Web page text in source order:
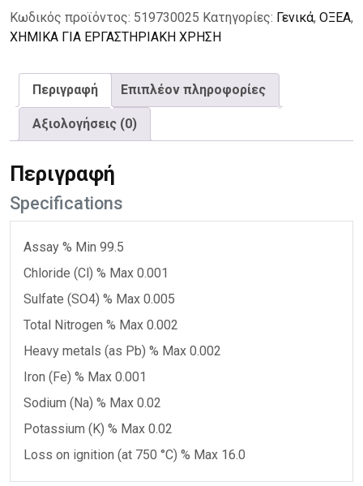
25g
ποσότητα
Κωδικός προϊόντος: 519730025 Κατηγορίες: Γενικά, ΟΞΕΑ,
ΧΗΜΙΚΑ ΓΙΑ ΕΡΓΑΣΤΗΡΙΑΚΗ ΧΡΗΣΗ
Περιγραφή Επιπλέον πληροφορίες
Αξιολογήσεις (0)
Περιγραφή
Specifications
Assay % Min 99.5
Chloride (Cl) % Max 0.001
Sulfate (SO4) % Max 0.005
Total Nitrogen % Max 0.002
Heavy metals (as Pb) % Max 0.002
Iron (Fe) % Max 0.001
Sodium (Na) % Max 0.02
Potassium (K) % Max 0.02
Loss on ignition (at 750 °C) % Max 16.0